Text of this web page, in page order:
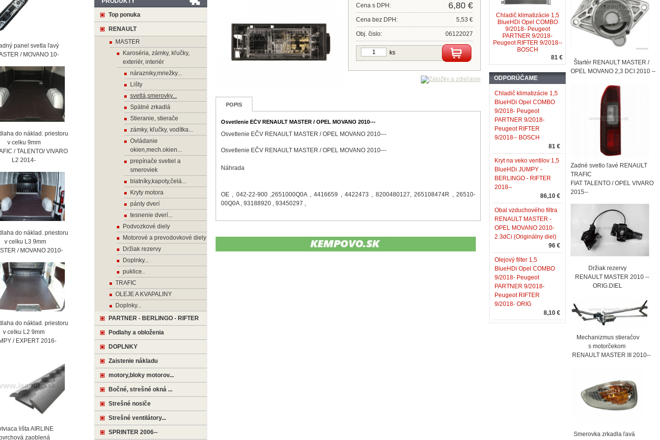
Cena s DPH: 6,80 €
Cena bez DPH: 5,53 €
Obj. čislo: 06122027
ks
POPIS
Osvetlenie EČV RENAULT MASTER / OPEL MOVANO 2010---
Osvetlenie EČV RENAULT MASTER / OPEL MOVANO 2010---
Osvetlenie EČV RENAULT MASTER / OPEL MOVANO 2010---
Náhrada
OE , 042-22-900 ,2651000Q0A , 4416659 , 4422473 , 8200480127, 265108474R , 26510-
00Q0A , 93188920 , 93450297 ,
Chladič klimatizácie 1,5
BlueHDi Opel COMBO
9/2018- Peugeot
PARTNER 9/2018-
Peugeot RIFTER 9/2018--
BOSCH
81 €
ODPORÚČAME
Chladič klimatizácie 1,5
BlueHDi Opel COMBO
9/2018- Peugeot
PARTNER 9/2018-
Peugeot RIFTER
9/2018-- BOSCH
81 €
Kryt na veko ventilov 1,5
BlueHDi JUMPY -
BERLINGO - RIFTER
2018--
86,10 €
Obal vzduchového filtra
RENAULT MASTER -
OPEL MOVANO 2010-
2.3dCi (Originálny diel)
96 €
Olejový filter 1,5
BlueHDi Opel COMBO
9/2018- Peugeot
PARTNER 9/2018-
Peugeot RIFTER
9/2018- ORIG
8,10 €
Top ponuka
RENAULT
MASTER
Karoséria, zámky, kľučky,
exteriér, interiér
nárazniky,mriežky...
Lišty
svetlá,smerovky...
Spätné zrkadlá
Stieranie, stierače
zámky, kľučky, vodítka...
Ovládanie
okien,mech.okien...
prepínače svetiel a
smeroviek
blatníky,kapoty,čelá...
Kryty motora
pánty dverí
tesnenie dverí...
Podvozkové diely
Motorové a prevodovkové diely
Držiak rezervy
Doplnky...
puklice..
TRAFIC
OLEJE A KVAPALINY
Doplnky...
PARTNER - BERLINGO - RIFTER
Podlahy a obloženia
DOPLNKY
Zaistenie nákladu
motory,bloky motorov...
Bočné, strešné okná ...
Strešné nosiče
Strešné ventilátory...
SPRINTER 2006--
panel svetla ľavý
/ MOVANO 10-
do náklad. priestoru
9mm
/ TALENTO/ VIVARO
2014-
do náklad. priestoru
L3 9mm
/ MOVANO 2010-
do náklad. priestoru
L2 9mm
/ EXPERT 2016-
lišta AIRLINE
zaoblená
Štartér RENAULT MASTER /
OPEL MOVANO 2,3 DCI 2010 --
Zadné svetlo ľavé RENAULT
TRAFIC
FIAT TALENTO / OPEL VIVARO
2015--
Držiak rezervy
RENAULT MASTER 2010 --
ORIG.DIEL
Mechanizmus stieračov
s motorčekom
RENAULT MASTER III 2010--
Smerovka zrkadla ľavá